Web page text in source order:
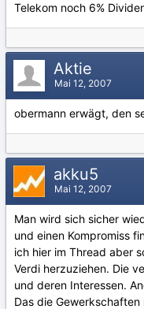
Telekom noch 6%
Aktie
Mai 12, 2007
obermann erwägt, den
akku5
Mai 12, 2007
Man wird sich sicher
und einen Kompromiss
ich hier im Thread aber
Verdi herzuziehen. Die
und deren Interessen.
Das die